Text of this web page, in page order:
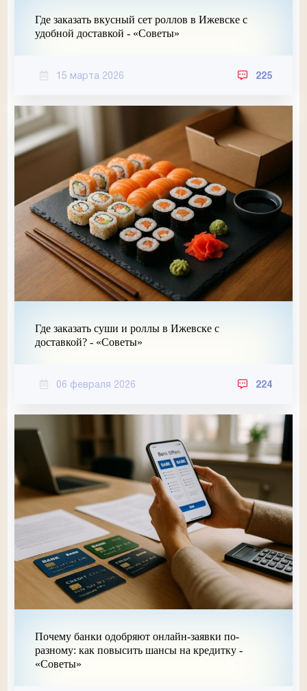
Где заказать вкусный сет роллов в Ижевске с
удобной доставкой - «Советы»
15 марта 2026 225
Где заказать суши и роллы в Ижевске с
доставкой? - «Советы»
06 февраля 2026 224
Почему банки одобряют онлайн-заявки по-
разному: как повысить шансы на кредитку -
«Советы»